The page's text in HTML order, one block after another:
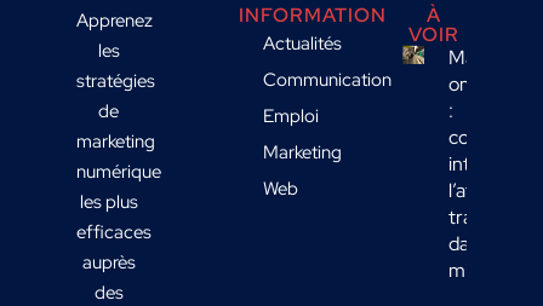
Apprenez
les
stratégies
de
marketing
numérique
les plus
efficaces
auprès
des
INFORMATION
Actualités
Communication
Emploi
Marketing
Web
À
VOIR
Marketing
omnicanal
:
comment
intégrer
l’affichage
transport
dans votre
mix média